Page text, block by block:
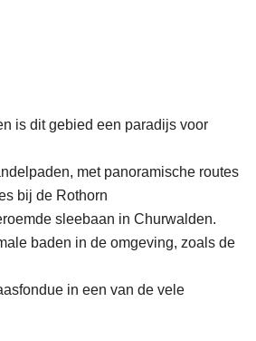
is dit gebied een paradijs voor
met panoramische routes
bij de Rothorn
sleebaan in Churwalden.
baden in de omgeving, zoals de
in een van de vele